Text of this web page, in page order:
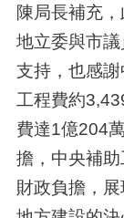
陳局長補充
地立委與市
支持，也感
工程費約
費達1億204
擔，中央補
財政負擔，